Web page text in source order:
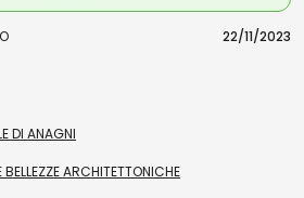
22/11/2023
DI ANAGNI
ARCHITETTONICHE